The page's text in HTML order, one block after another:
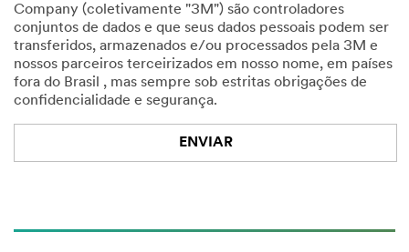
Company (coletivamente "3M") são controladores
conjuntos de dados e que seus dados pessoais podem ser
transferidos, armazenados e/ou processados pela 3M e
nossos parceiros terceirizados em nosso nome, em países
fora do Brasil , mas sempre sob estritas obrigações de
confidencialidade e segurança.
ENVIAR